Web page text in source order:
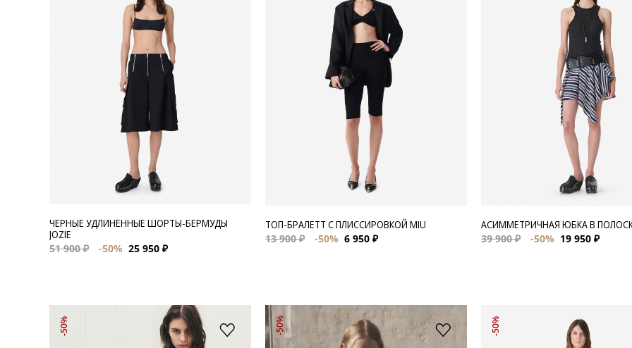
ЧЕРНЫЕ УДЛИНЕННЫЕ ШОРТЫ-БЕРМУДЫ
JOZIE
51 900 ₽
-50% 25 950 ₽
ТОП-БРАЛЕТТ С ПЛИССИРОВКОЙ MIU
13 900 ₽
-50% 6 950 ₽
АСИММЕТРИЧНАЯ ЮБКА В
39 900 ₽
-50% 19 950 ₽
-50% -50% -50%